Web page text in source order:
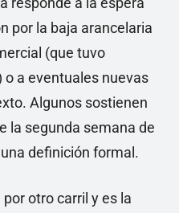
por la baja arancelaria
(que tuvo
a eventuales nuevas
Algunos sostienen
la segunda semana de
definición formal.
otro carril y es la